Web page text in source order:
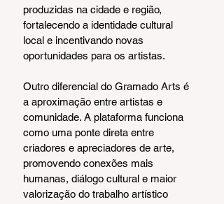
produzidas na cidade e região,
fortalecendo a identidade cultural
local e incentivando novas
oportunidades para os artistas.
Outro diferencial do Gramado Arts é
a aproximação entre artistas e
comunidade. A plataforma funciona
como uma ponte direta entre
criadores e apreciadores de arte,
promovendo conexões mais
humanas, diálogo cultural e maior
valorização do trabalho artístico